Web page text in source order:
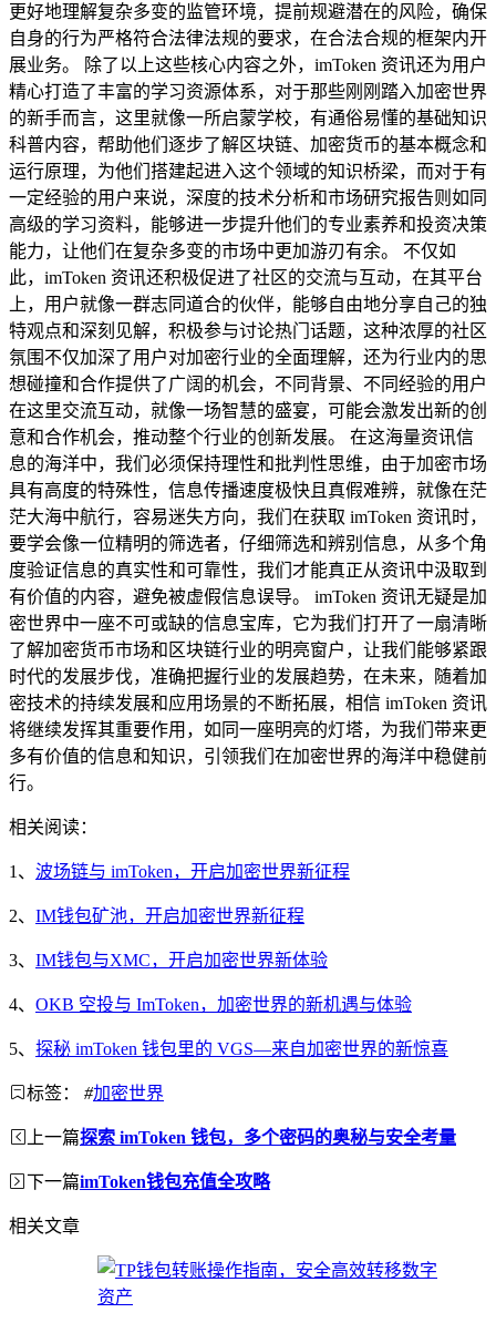
更好地理解复杂多变的监管环境，提前规避潜在的风险，确保
自身的行为严格符合法律法规的要求，在合法合规的框架内开
展业务。 除了以上这些核心内容之外，imToken 资讯还为用户
精心打造了丰富的学习资源体系，对于那些刚刚踏入加密世界
的新手而言，这里就像一所启蒙学校，有通俗易懂的基础知识
科普内容，帮助他们逐步了解区块链、加密货币的基本概念和
运行原理，为他们搭建起进入这个领域的知识桥梁，而对于有
一定经验的用户来说，深度的技术分析和市场研究报告则如同
高级的学习资料，能够进一步提升他们的专业素养和投资决策
能力，让他们在复杂多变的市场中更加游刃有余。 不仅如
此，imToken 资讯还积极促进了社区的交流与互动，在其平台
上，用户就像一群志同道合的伙伴，能够自由地分享自己的独
特观点和深刻见解，积极参与讨论热门话题，这种浓厚的社区
氛围不仅加深了用户对加密行业的全面理解，还为行业内的思
想碰撞和合作提供了广阔的机会，不同背景、不同经验的用户
在这里交流互动，就像一场智慧的盛宴，可能会激发出新的创
意和合作机会，推动整个行业的创新发展。 在这海量资讯信
息的海洋中，我们必须保持理性和批判性思维，由于加密市场
具有高度的特殊性，信息传播速度极快且真假难辨，就像在茫
茫大海中航行，容易迷失方向，我们在获取 imToken 资讯时，
要学会像一位精明的筛选者，仔细筛选和辨别信息，从多个角
度验证信息的真实性和可靠性，我们才能真正从资讯中汲取到
有价值的内容，避免被虚假信息误导。 imToken 资讯无疑是加
密世界中一座不可或缺的信息宝库，它为我们打开了一扇清晰
了解加密货币市场和区块链行业的明亮窗户，让我们能够紧跟
时代的发展步伐，准确把握行业的发展趋势，在未来，随着加
密技术的持续发展和应用场景的不断拓展，相信 imToken 资讯
将继续发挥其重要作用，如同一座明亮的灯塔，为我们带来更
多有价值的信息和知识，引领我们在加密世界的海洋中稳健前
行。
相关阅读：
1、 波场链与 imToken，开启加密世界新征程
2、 IM钱包矿池，开启加密世界新征程
3、 IM钱包与XMC，开启加密世界新体验
4、 OKB 空投与 ImToken，加密世界的新机遇与体验
5、 探秘 imToken 钱包里的 VGS—来自加密世界的新惊喜
标签： #加密世界
上一篇探索 imToken 钱包，多个密码的奥秘与安全考量
下一篇imToken钱包充值全攻略
相关文章